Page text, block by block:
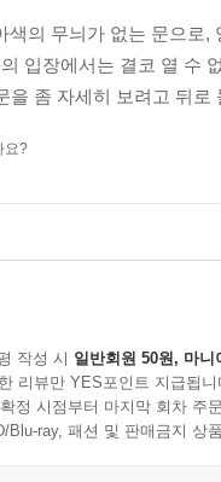
로 드러내 보인다. 작가
11편의 소설로 이미 자
색의 무늬가 없는 문으
입장에서는 결코 열 수
을 좀 자세히 보려고 뒤
요?
작성 시 일반회원 50원, 마니
리뷰만 YES포인트 지급됩니
정 시점부터 마지막 회차 주
Blu-ray, 패션 및 판매금지 상